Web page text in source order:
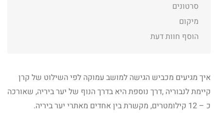
סרטונים
מיקום
הוסף חוות דעת
איך מגיעים מכביש הגישה למושב עמוקה לפי השילוט של קרן
קיימת לנבוריה ,דרך נוספת היא בדרך הנוף של יער ביריה, שאורכה
כ – 12 קילומטרים, מקשרת בין אחדים מאתרי יער ביריה.